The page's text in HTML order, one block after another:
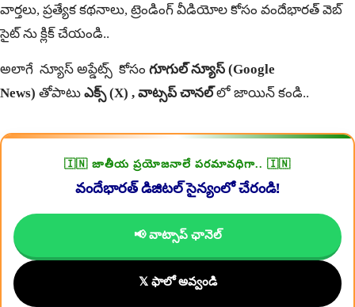
వార్తలు, ప్రత్యేక కథనాలు, ట్రెండింగ్ వీడియోల కోసం వందేభారత్ వెబ్
సైట్ ను క్లిక్ చేయండి..
అలాగే న్యూస్ అప్డేట్స్ కోసం గూగుల్ న్యూస్ (Google
News) తోపాటు ఎక్స్(X) , వాట్సప్ చానల్ లో జాయిన్ కండి..
🇮🇳 జాతీయ ప్రయోజనాలే పరమావధిగా.. 🇮🇳
వందేభారత్ డిజిటల్ సైన్యంలో చేరండి!
📢 వాట్సాప్ ఛానెల్
𝕏 ఫాలో అవ్వండి